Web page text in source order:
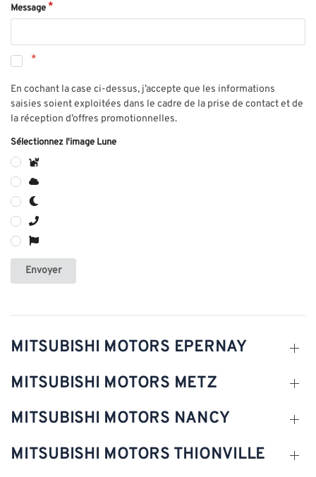
Message
En cochant la case ci-dessus, j’accepte que les informations
saisies soient exploitées dans le cadre de la prise de contact et de
la réception d’offres promotionnelles.
Sélectionnez l'image Lune
Envoyer
MITSUBISHI MOTORS EPERNAY
MITSUBISHI MOTORS METZ
MITSUBISHI MOTORS NANCY
MITSUBISHI MOTORS THIONVILLE